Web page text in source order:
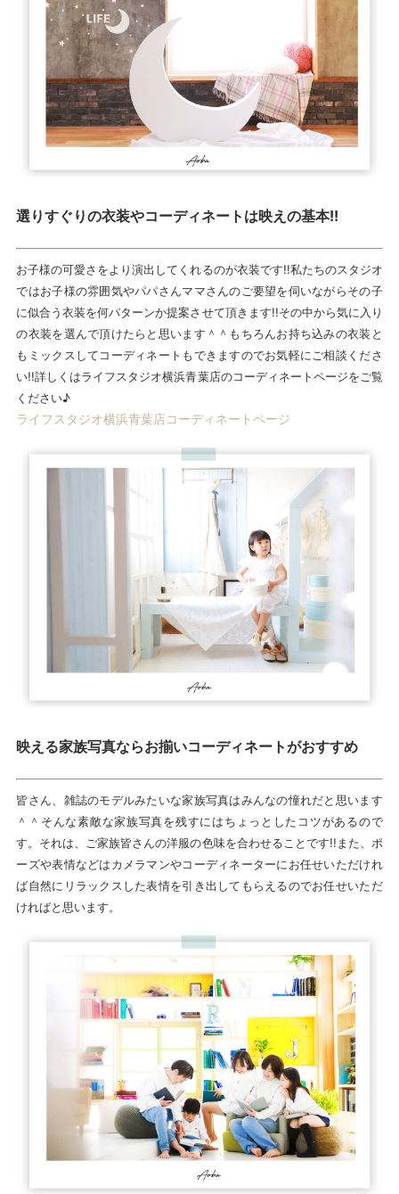
選りすぐりの衣装やコーディネートは映えの基本!!
お子様の可愛さをより演出してくれるのが衣装です!!私たちのスタジオ
ではお子様の雰囲気やパパさんママさんのご要望を伺いながらその子
に似合う衣装を何パターンか提案させて頂きます!!その中から気に入り
の衣装を選んで頂けたらと思います＾＾もちろんお持ち込みの衣装と
もミックスしてコーディネートもできますのでお気軽にご相談くださ
い!!詳しくはライフスタジオ横浜青葉店のコーディネートページをご覧
ください♪
ライフスタジオ横浜青葉店コーディネートページ
映える家族写真ならお揃いコーディネートがおすすめ
皆さん、雑誌のモデルみたいな家族写真はみんなの憧れだと思います
＾＾そんな素敵な家族写真を残すにはちょっとしたコツがあるので
す。それは、ご家族皆さんの洋服の色味を合わせることです!!また、ポ
ーズや表情などはカメラマンやコーディネーターにお任せいただけれ
ば自然にリラックスした表情を引き出してもらえるのでお任せいただ
ければと思います。